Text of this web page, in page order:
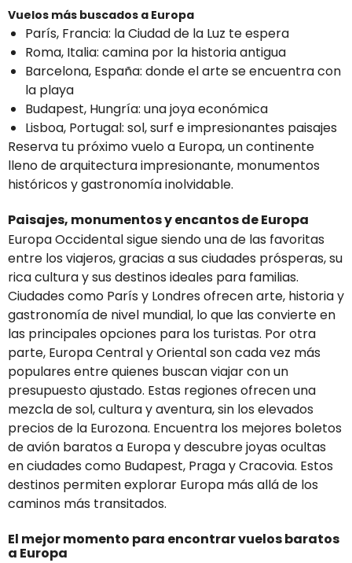
Vuelos más buscados a Europa
París, Francia: la Ciudad de la Luz te espera
Roma, Italia: camina por la historia antigua
Barcelona, España: donde el arte se encuentra con
la playa
Budapest, Hungría: una joya económica
Lisboa, Portugal: sol, surf e impresionantes paisajes
Reserva tu próximo vuelo a Europa, un continente
lleno de arquitectura impresionante, monumentos
históricos y gastronomía inolvidable.
Paisajes, monumentos y encantos de Europa
Europa Occidental sigue siendo una de las favoritas
entre los viajeros, gracias a sus ciudades prósperas, su
rica cultura y sus destinos ideales para familias.
Ciudades como París y Londres ofrecen arte, historia y
gastronomía de nivel mundial, lo que las convierte en
las principales opciones para los turistas. Por otra
parte, Europa Central y Oriental son cada vez más
populares entre quienes buscan viajar con un
presupuesto ajustado. Estas regiones ofrecen una
mezcla de sol, cultura y aventura, sin los elevados
precios de la Eurozona. Encuentra los mejores boletos
de avión baratos a Europa y descubre joyas ocultas
en ciudades como Budapest, Praga y Cracovia. Estos
destinos permiten explorar Europa más allá de los
caminos más transitados.
El mejor momento para encontrar vuelos baratos
a Europa